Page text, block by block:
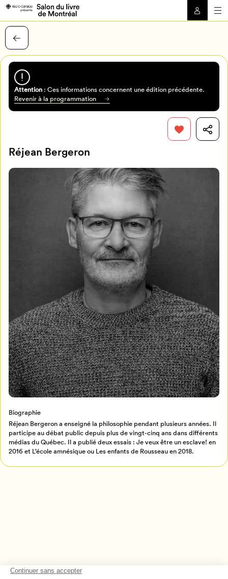
Programmation
Billetterie
Retour à l’accueil
Attention: Ces informations concernent une édition précédente.
Revenir à la programmation
Réjean Bergeron
Biographie
Réjean Bergeron a enseigné la philosophie pendant plusieurs années. Il
participe au débat public depuis plus de vingt-cinq ans dans différents
médias du Québec. Il a publié deux essais : Je veux être un esclave! en
2016 et L’école amnésique ou Les enfants de Rousseau en 2018.
Pour enregistrer vos favoris,
connectez-vous ou créez votre profil
Mon Salon
Se connecter
Annuler